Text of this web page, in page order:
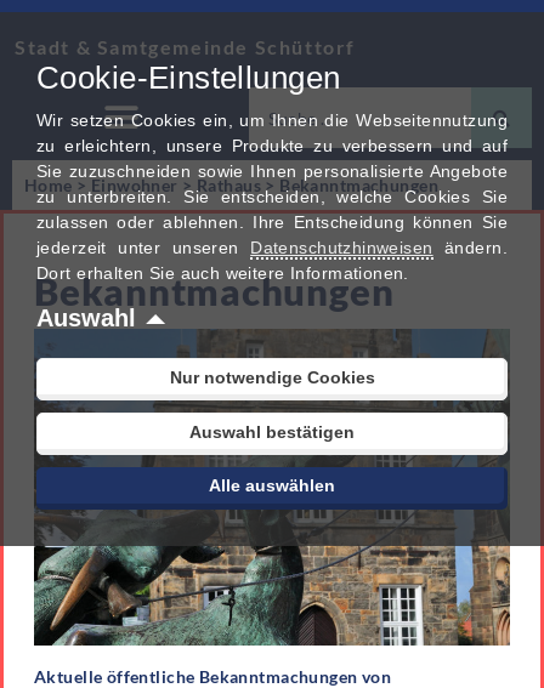
Stadt & Samtgemeinde Schüttorf
Home > Einwohner > Rathaus> Bekanntmachungen
Bekanntmachungen
Aktuelle öffentliche Bekanntmachungen von
Cookie-Einstellungen
Wir setzen Cookies ein, um Ihnen die Webseitennutzung
zu erleichtern, unsere Produkte zu verbessern und auf
Sie zuzuschneiden sowie Ihnen personalisierte Angebote
zu unterbreiten. Sie entscheiden, welche Cookies Sie
zulassen oder ablehnen. Ihre Entscheidung können Sie
jederzeit unter unseren Datenschutzhinweisen ändern.
Dort erhalten Sie auch weitere Informationen.
Auswahl
Nur notwendige Cookies
Auswahl bestätigen
Alle auswählen